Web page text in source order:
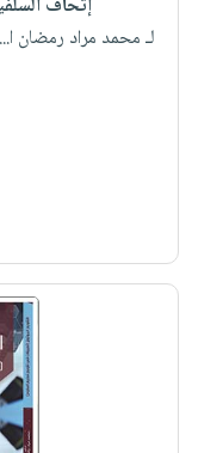
إتحاف
لـ محمد مراد رمضان ا...